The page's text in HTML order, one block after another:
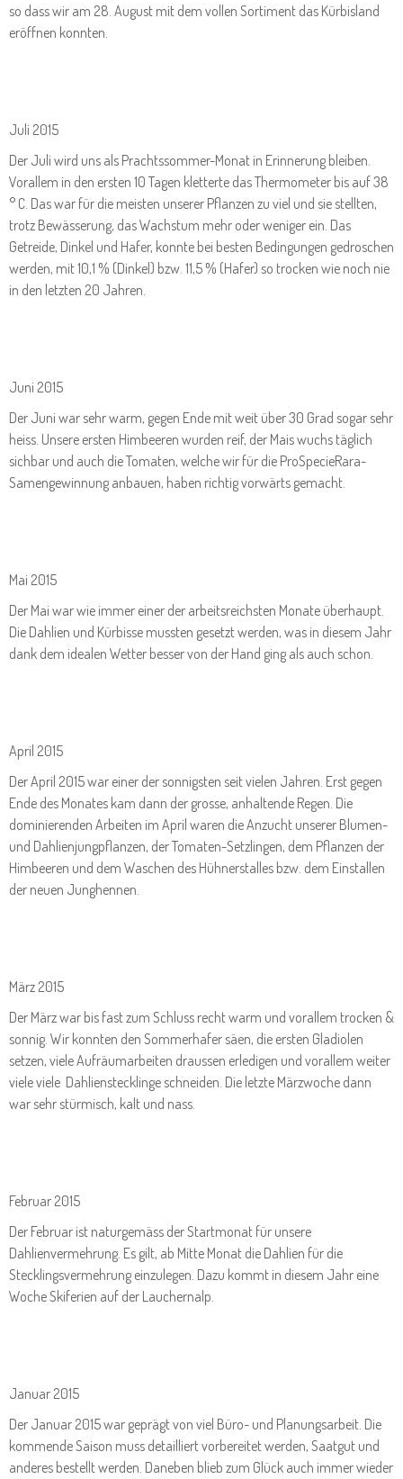
so dass wir am 28. August mit dem vollen Sortiment das Kürbisland
eröffnen konnten.
Juli 2015
Der Juli wird uns als Prachtssommer-Monat in Erinnerung bleiben.
Vorallem in den ersten 10 Tagen kletterte das Thermometer bis auf 38
° C. Das war für die meisten unserer Pflanzen zu viel und sie stellten,
trotz Bewässerung, das Wachstum mehr oder weniger ein. Das
Getreide, Dinkel und Hafer, konnte bei besten Bedingungen gedroschen
werden, mit 10,1 % (Dinkel) bzw. 11,5 % (Hafer) so trocken wie noch nie
in den letzten 20 Jahren.
Juni 2015
Der Juni war sehr warm, gegen Ende mit weit über 30 Grad sogar sehr
heiss. Unsere ersten Himbeeren wurden reif, der Mais wuchs täglich
sichbar und auch die Tomaten, welche wir für die ProSpecieRara-
Samengewinnung anbauen, haben richtig vorwärts gemacht.
Mai 2015
Der Mai war wie immer einer der arbeitsreichsten Monate überhaupt.
Die Dahlien und Kürbisse mussten gesetzt werden, was in diesem Jahr
dank dem idealen Wetter besser von der Hand ging als auch schon.
April 2015
Der April 2015 war einer der sonnigsten seit vielen Jahren. Erst gegen
Ende des Monates kam dann der grosse, anhaltende Regen. Die
dominierenden Arbeiten im April waren die Anzucht unserer Blumen-
und Dahlienjungpflanzen, der Tomaten-Setzlingen, dem Pflanzen der
Himbeeren und dem Waschen des Hühnerstalles bzw. dem Einstallen
der neuen Junghennen.
März 2015
Der März war bis fast zum Schluss recht warm und vorallem trocken &
sonnig. Wir konnten den Sommerhafer säen, die ersten Gladiolen
setzen, viele Aufräumarbeiten draussen erledigen und vorallem weiter
viele viele Dahlienstecklinge schneiden. Die letzte Märzwoche dann
war sehr stürmisch, kalt und nass.
Februar 2015
Der Februar ist naturgemäss der Startmonat für unsere
Dahlienvermehrung. Es gilt, ab Mitte Monat die Dahlien für die
Stecklingsvermehrung einzulegen. Dazu kommt in diesem Jahr eine
Woche Skiferien auf der Lauchernalp.
Januar 2015
Der Januar 2015 war geprägt von viel Büro- und Planungsarbeit. Die
kommende Saison muss detailliert vorbereitet werden, Saatgut und
anderes bestellt werden. Daneben blieb zum Glück auch immer wieder